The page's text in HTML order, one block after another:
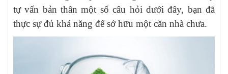
tự vấn bản thân một số câu hỏi dưới đây, bạn đã
thực sự đủ khả năng để sở hữu một căn nhà chưa.